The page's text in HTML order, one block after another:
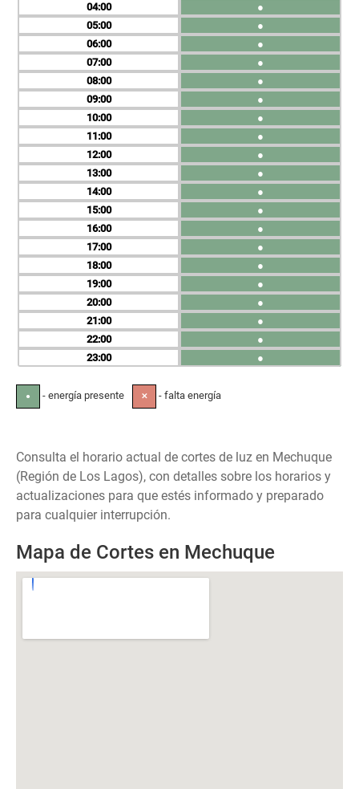
04
05
06
07
08
09
10
11
12
13
14
15
16
17
18
19
20
21
22
23
●
●
●
●
●
●
●
●
●
●
●
●
●
●
●
●
●
●
●
●
● - energía presente ✕ - falta energía
Consulta el horario actual de cortes de luz en Mechuque
(Región de Los Lagos), con detalles sobre los horarios y
actualizaciones para que estés informado y preparado
para cualquier interrupción.
Mapa de Cortes en Mechuque